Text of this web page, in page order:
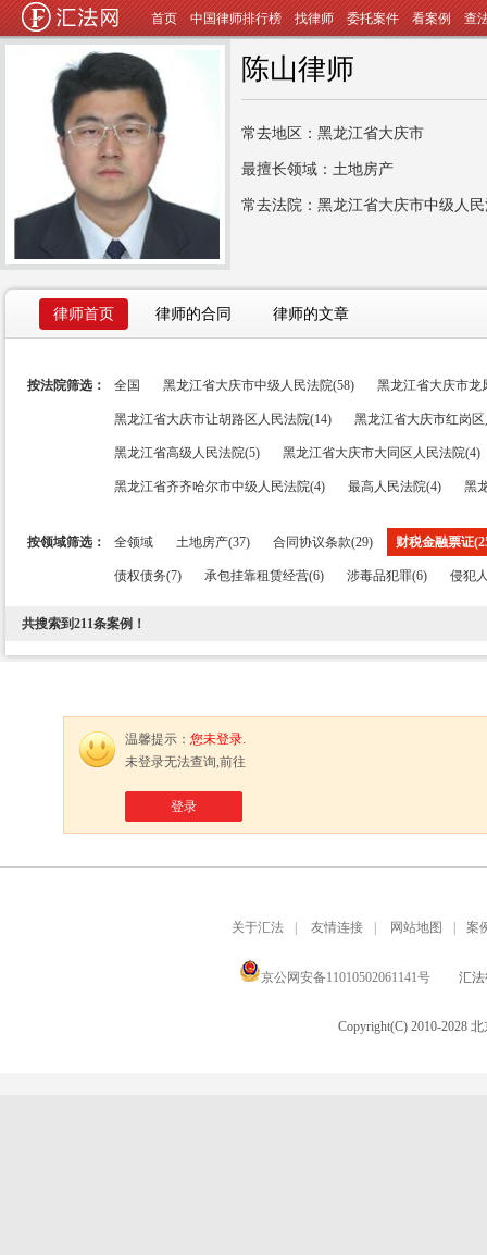
首页 中国律师排行榜 找律师 委托案件 看案例 查
陈山律师
常去地区：黑龙江省大庆市
最擅长领域：土地房产
常去法院：黑龙江省大庆市中级人
律师首页 律师的合同 律师的文章
按法院筛选： 全国 黑龙江省大庆市中级人民法院(58) 黑龙江省大庆市龙
黑龙江省大庆市让胡路区人民法院(14) 黑龙江省大庆市红岗
黑龙江省高级人民法院(5) 黑龙江省大庆市大同区人民法院(4)
黑龙江省齐齐哈尔市中级人民法院(4) 最高人民法院(4) 黑
按领域筛选： 全领域 土地房产(37) 合同协议条款(29) 财税金融票证
债权债务(7) 承包挂靠租赁经营(6) 涉毒品犯罪(6) 侵犯
共搜索到211条案例！
温馨提示： 您未登录.
未登录无法查询,前往
登录
关于汇法 友情连接 网站地图 案
京公网安备11010502061141号 汇法
Copyright(C) 2010-2028